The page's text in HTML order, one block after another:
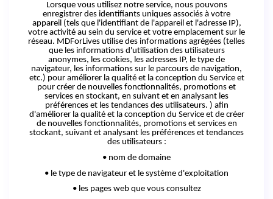
Lorsque vous utilisez notre service, nous pouvons
enregistrer des identifiants uniques associés à votre
appareil (tels que l'identifiant de l'appareil etl'adresse IP),
votre activité au sein du service et votre emplacement sur le
réseau. MDForLives utilise des informations agrégées (telles
que les informations d'utilisation des utilisateurs
anonymes, les cookies, les adresses IP, le type de
navigateur, les informations sur le parcours de navigation,
etc.) pour améliorer la qualité et la conception du Service et
pour créer de nouvelles fonctionnalités, promotions et
services en stockant, en suivant et en analysant les
préférences et les tendances des utilisateurs. ) afin
d'améliorer la qualité et la conception du Service et de créer
de nouvelles fonctionnalités, promotions et services en
stockant, suivant et analysant les préférences et tendances
des utilisateurs :
• nom de domaine
• le type de navigateur et le système d'exploitation
• lespages web que vous consultez